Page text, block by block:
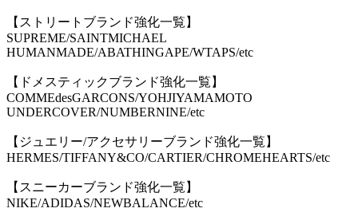
【ストリートブランド強化一覧】
SUPREME/SAINTMICHAEL
HUMANMADE/ABATHINGAPE/WTAPS/etc
【ドメスティックブランド強化一覧】
COMMEdesGARCONS/YOHJIYAMAMOTO
UNDERCOVER/NUMBERNINE/etc
【ジュエリー/アクセサリーブランド強化一覧】
HERMES/TIFFANY&CO/CARTIER/CHROMEHEARTS/etc
【スニーカーブランド強化一覧】
NIKE/ADIDAS/NEWBALANCE/etc